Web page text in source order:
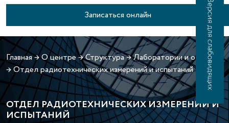
Записаться онлайн
Главная→О центре→Структура→Лаборатории и отделы
→Отдел радиотехнических измерений и испытаний
ОТДЕЛ РАДИОТЕХНИЧЕСКИХ ИЗМЕРЕНИЙ И
ИСПЫТАНИЙ